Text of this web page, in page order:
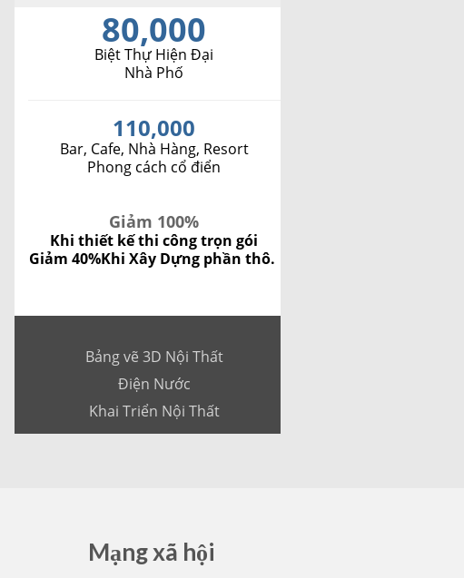
80,000
Biệt Thự Hiện Đại
Nhà Phố
110,000
Bar, Cafe, Nhà Hàng, Resort
Phong cách cổ điển
Giảm 100%
Khi thiết kế thi công trọn gói
Giảm 40%Khi Xây Dựng phần thô.
Bảng vẽ 3D Nội Thất
Điện Nước
Khai Triển Nội Thất
Mạng xã hội